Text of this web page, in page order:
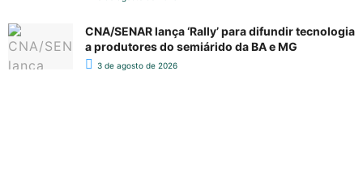
CNA/SENAR lança ‘Rally’ para difundir tecnologia
a produtores do semiárido da BA e MG
3 de agosto de 2026